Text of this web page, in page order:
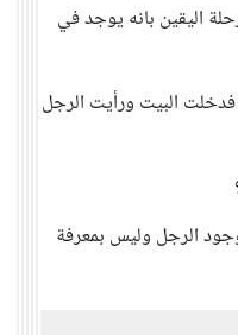
اليقين بانه يوجد في
البيت ورأيت الرجل
الرجل وليس بمعرفة